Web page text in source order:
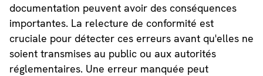
documentation peuvent avoir des conséquences
importantes. La relecture de conformité est
cruciale pour détecter ces erreurs avant qu'elles ne
soient transmises au public ou aux autorités
réglementaires. Une erreur manquée peut